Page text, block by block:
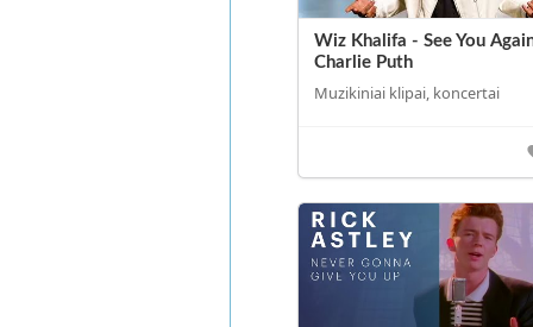
Wiz Khalifa - See You
Charlie Puth
Muzikiniai klipai, koncertai